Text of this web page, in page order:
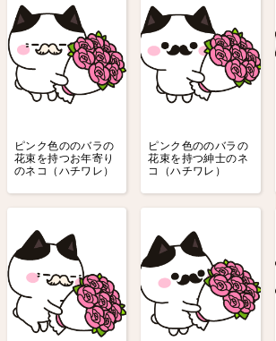
ピンク色ののバラの
花束を持つお年寄り
のネコ（ハチワレ）
ピンク色ののバラの
花束を持つ紳士のネ
コ（ハチワレ）